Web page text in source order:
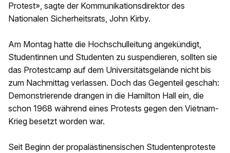
Protest», sagte der Kommunikationsdirektor des
Nationalen Sicherheitsrats, John Kirby.
Am Montag hatte die Hochschulleitung angekündigt,
Studentinnen und Studenten zu suspendieren, sollten sie
das Protestcamp auf dem Universitätsgelände nicht bis
zum Nachmittag verlassen. Doch das Gegenteil geschah:
Demonstrierende drangen in die Hamilton Hall ein, die
schon 1968 während eines Protests gegen den Vietnam-
Krieg besetzt worden war.
Seit Beginn der propalästinensischen Studentenproteste